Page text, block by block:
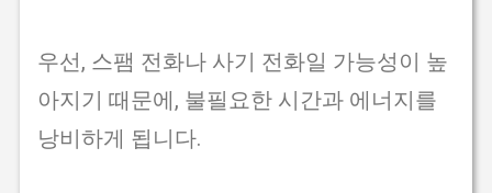
우선, 스팸 전화나 사기 전화일 가능성이 높
아지기 때문에, 불필요한 시간과 에너지를
낭비하게 됩니다.